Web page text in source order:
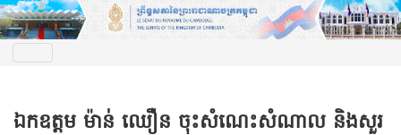
ឯកឧត្តម ម៉ាន់ ឈឿន ចុះសំណេះសំណាល និងសួរ